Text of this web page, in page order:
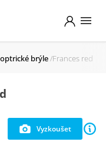
brýle Frances red
Vyzkoušet